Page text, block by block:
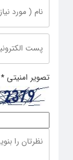
تصویر امنیتی *